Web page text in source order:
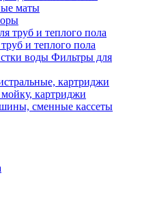
маты
и теплого пола
Фильтры для
картриджи
картриджи
сменные кассеты